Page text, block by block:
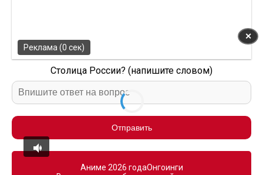
Столица России? (напишите словом)
Отправить
Аниме 2026 годаОнгоинги
✕
Реклама (0 сек)